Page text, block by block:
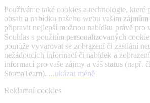
Používáme také cookies a technologie, které
obsah a nabídku našeho webu vašim
připravit nejlepší možnou nabídku právě pro
Souhlas s použitím personalizovaných
pomůže vyvarovat se zobrazení či zasílání
nežádoucích informací či nabídek a
informací pro vaše zájmy a váš status (např.
StomaTeam). ...ukázat méně
Reklamní cookies